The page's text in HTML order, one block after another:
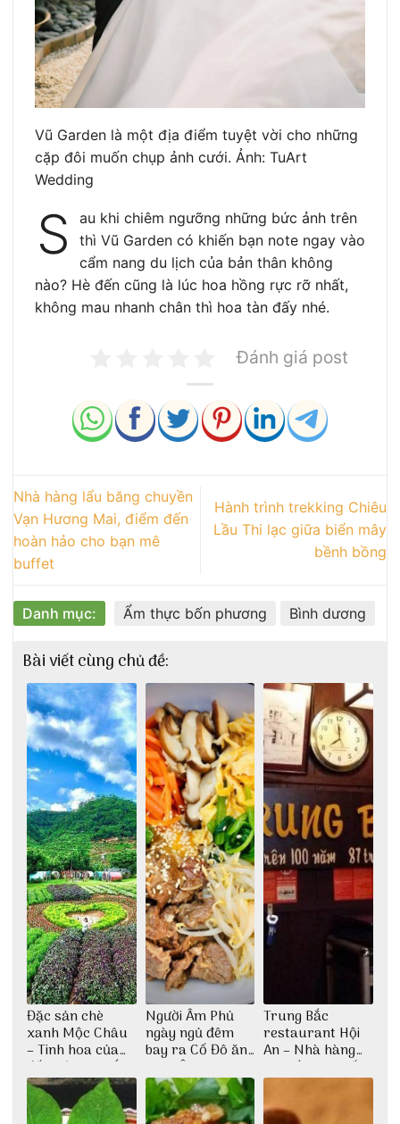
Vũ Garden là một địa điểm tuyệt vời cho những
cặp đôi muốn chụp ảnh cưới. Ảnh: TuArt
Wedding
S
au khi chiêm ngưỡng những bức ảnh trên
thì Vũ Garden có khiến bạn note ngay vào
cẩm nang du lịch của bản thân không
nào? Hè đến cũng là lúc hoa hồng rực rỡ nhất,
không mau nhanh chân thì hoa tàn đấy nhé.
Đánh giá post
Nhà hàng lẩu băng chuyền
Vạn Hương Mai, điểm đến
hoàn hảo cho bạn mê
buffet
Hành trình trekking Chiêu
Lầu Thi lạc giữa biển mây
bềnh bồng
Danh mục: Ẩm thực bốn phương Bình dương
Bài viết cùng chủ đề:
Đặc sản chè
xanh Mộc Châu
– Tinh hoa của
đất trời Tây Bắc
Người Âm Phủ
ngày ngủ đêm
bay ra Cố Đô ăn
Cơm Âm Phủ
Huế
Trung Bắc
restaurant Hội
An – Nhà hàng
cao lầu có thiết
kế vô cùng ấn
tượng giữa lòng
phố Hội